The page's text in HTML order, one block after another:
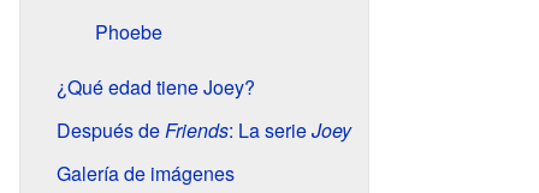
Phoebe
¿Qué edad tiene Joey?
Después deFriends: La serieJoey
Galería de imágenes